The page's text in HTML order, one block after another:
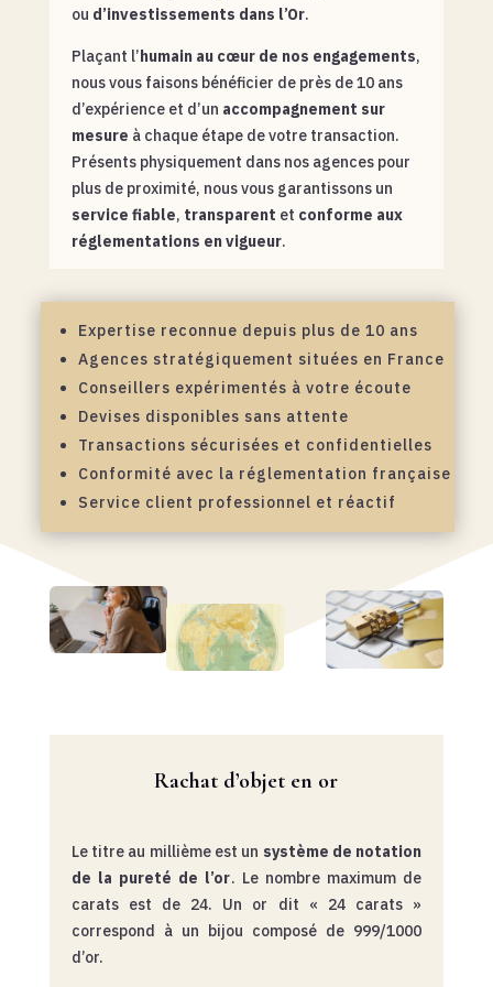
ou d’investissements dans l’Or.
Plaçant l’humain au cœur de nos engagements,
nous vous faisons bénéficier de près de 10 ans
d’expérience et d’un accompagnement sur
mesure à chaque étape de votre transaction.
Présents physiquement dans nos agences pour
plus de proximité, nous vous garantissons un
service fiable, transparent et conforme aux
réglementations en vigueur.
Expertise reconnue depuis plus de 10 ans
Agences stratégiquement situées en France
Conseillers expérimentés à votre écoute
Devises disponibles sans attente
Transactions sécurisées et confidentielles
Conformité avec la réglementation française
Service client professionnel et réactif
Rachat d’objet en or
Le titre au millième est un système de notation
de la pureté de l’or. Le nombre maximum de
carats est de 24. Un or dit « 24 carats »
correspond à un bijou composé de 999/1000
d’or.